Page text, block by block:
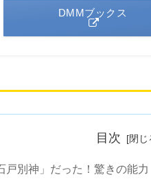
DMMブックス
目次
戸別神」だった！驚きの能